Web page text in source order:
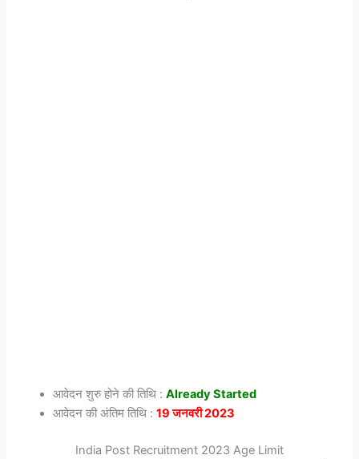
आवेदन शुरु होने की तिथि :Already Started
आवेदन की अंतिम तिथि :19 जनवरी 2023
India Post Recruitment 2023 Age Limit